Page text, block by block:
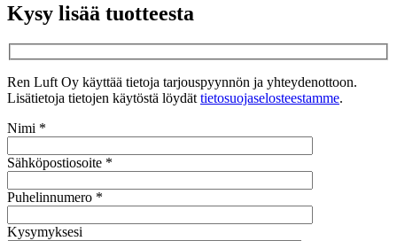
Kysy lisää tuotteesta
Ren Luft Oy käyttää tietoja tarjouspyynnön ja yhteydenottoon.
Lisätietoja tietojen käytöstä löydät tietosuojaselosteestamme.
Nimi *
Sähköpostiosoite *
Puhelinnumero *
Kysymyksesi